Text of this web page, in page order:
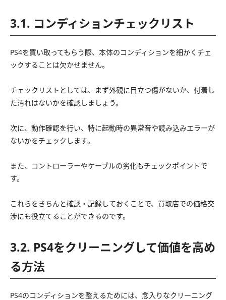
3.1. コンディションチェックリスト
PS4を買い取ってもらう際、本体のコンディションを細かくチェ
ックすることは欠かせません。
チェックリストとしては、まず外観に目立つ傷がないか、付着し
た汚れはないかを確認しましょう。
次に、動作確認を行い、特に起動時の異常音や読み込みエラーが
ないかをチェックします。
また、コントローラーやケーブルの劣化もチェックポイントで
す。
これらをきちんと確認・記録しておくことで、買取店での価格交
渉にも役立てることができるのです。
3.2. PS4をクリーニングして価値を高め
る方法
PS4のコンディションを整えるためには、念入りなクリーニング